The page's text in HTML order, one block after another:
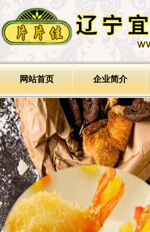
网站首页 企业简介